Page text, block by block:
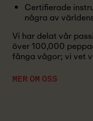
Certifierade
några av
Vi har delat vår
över 100,000
fånga vågor; vi vet
MER OM OSS